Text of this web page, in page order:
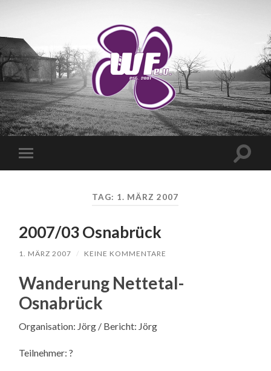
WANDERVEREIN
WUSCHIGER
FLIEDER
Mobile-
Menü
TAG: 1. MÄRZ 2007
2007/03 Osnabrück
1. MÄRZ 2007 / KEINE KOMMENTARE
Wanderung Nettetal-
Osnabrück
Organisation: Jörg / Bericht: Jörg
Teilnehmer: ?